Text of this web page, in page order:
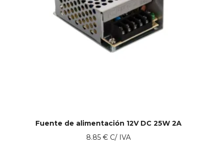
Fuente de alimentación 12V DC 25W 2A
8.85 € C/ IVA